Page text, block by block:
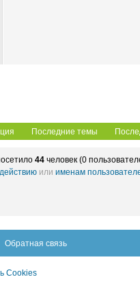
Последние темы
44 человек (0
или именам
Обратная связь
Cookies